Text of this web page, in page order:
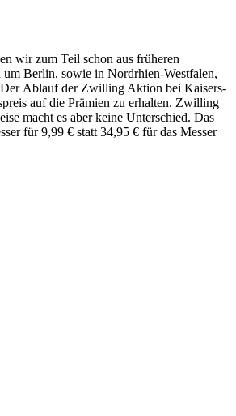
wir zum Teil schon aus früheren
Berlin, sowie in Nordrhien-Westfalen,
Der Ablauf der Zwilling Aktion bei Kaisers-
auf die Prämien zu erhalten. Zwilling
macht es aber keine Unterschied. Das
für 9,99 € statt 34,95 € für das Messer